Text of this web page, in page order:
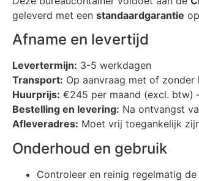
geleverd met een standaardgarantie
Afname en levertijd
Levertermijn: 3-5 werkdagen
Transport: Op aanvraag met of zonder
Huurprijs: €245 per maand (excl. btw)
Bestelling en levering: Na ontvangst
Afleveradres: Moet vrij toegankelijk
Onderhoud en gebruik
Controleer en reinig regelmatig